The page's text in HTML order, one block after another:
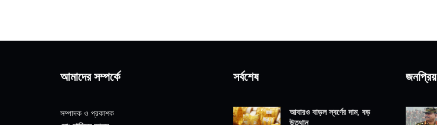
আমাদের সম্পর্কে
সম্পাদক ও প্রকাশক
সর্বশেষ
আবারও বাড়ল স্বর্ণের দাম, বড়
উত্থান
জনপ্রিয়